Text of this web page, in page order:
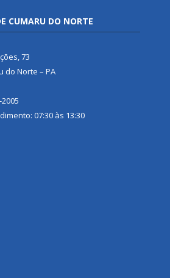
CUMARU DO NORTE
73
do Norte – PA
07:30 às 13:30